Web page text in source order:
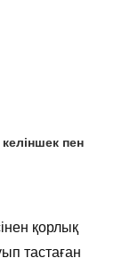
пен